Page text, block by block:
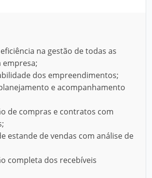
na gestão de todas as
empresa;
dos empreendimentos;
e acompanhamento
de compras e contratos com
estande de vendas com análise de
completa dos recebíveis